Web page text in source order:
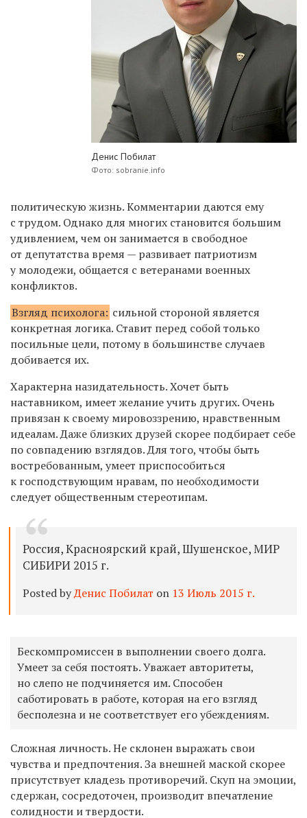
Денис Побилат
Фото: sobranie.info
политическую жизнь. Комментарии даются ему
с трудом. Однако для многих становится большим
удивлением, чем он занимается в свободное
от депутатства время — развивает патриотизм
у молодежи, общается с ветеранами военных
конфликтов.
Взгляд психолога: сильной стороной является
конкретная логика. Ставит перед собой только
посильные цели, потому в большинстве случаев
добивается их.
Характерна назидательность. Хочет быть
наставником, имеет желание учить других. Очень
привязан к своему мировоззрению, нравственным
идеалам. Даже близких друзей скорее подбирает себе
по совпадению взглядов. Для того, чтобы быть
востребованным, умеет приспособиться
к господствующим нравам, по необходимости
следует общественным стереотипам.
Россия, Красноярский край, Шушенское, МИР
СИБИРИ 2015 г.
Posted byДенис Побилат on 13 Июль 2015 г.
Бескомпромиссен в выполнении своего долга.
Умеет за себя постоять. Уважает авторитеты,
но слепо не подчиняется им. Способен
саботировать в работе, которая на его взгляд
бесполезна и не соответствует его убеждениям.
Сложная личность. Не склонен выражать свои
чувства и предпочтения. За внешней маской скорее
присутствует кладезь противоречий. Скуп на эмоции,
сдержан, сосредоточен, производит впечатление
солидности и твердости.